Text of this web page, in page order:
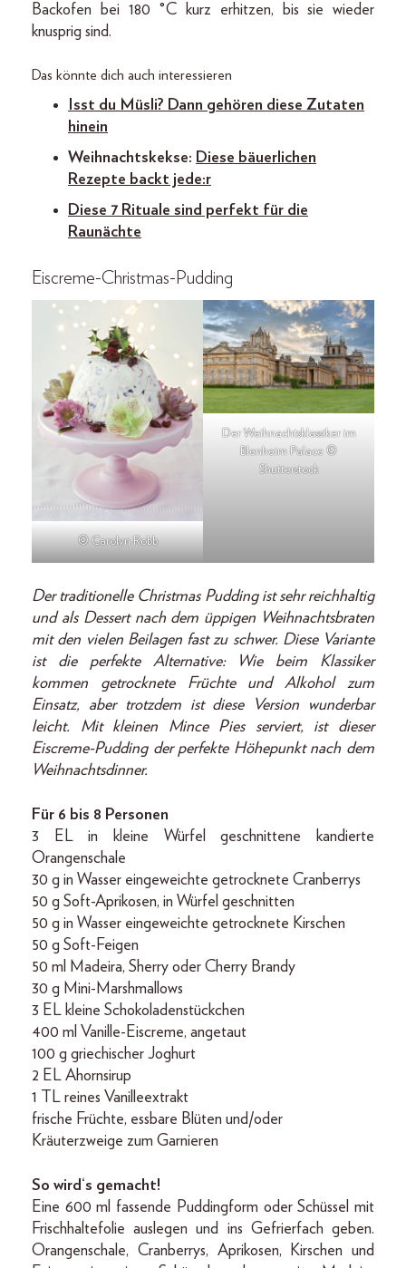
Backofen bei 180 °C kurz erhitzen, bis sie wieder
knusprig sind.
Das könnte dich auch interessieren
Isst du Müsli? Dann gehören diese Zutaten
hinein
Weihnachtskekse: Diese bäuerlichen
Rezepte backt jede:r
Diese 7 Rituale sind perfekt für die
Raunächte
Eiscreme-Christmas-Pudding
© Carolyn Robb
Der Weihnachtsklassiker im
Blenheim Palace ©
Shutterstock
Der traditionelle Christmas Pudding ist sehr reichhaltig
und als Dessert nach dem üppigen Weihnachtsbraten
mit den vielen Beilagen fast zu schwer. Diese Variante
ist die perfekte Alternative: Wie beim Klassiker
kommen getrocknete Früchte und Alkohol zum
Einsatz, aber trotzdem ist diese Version wunderbar
leicht. Mit kleinen Mince Pies serviert, ist dieser
Eiscreme-Pudding der perfekte Höhepunkt nach dem
Weihnachtsdinner.
Für 6 bis 8 Personen
3 EL in kleine Würfel geschnittene kandierte
Orangenschale
30 g in Wasser eingeweichte getrocknete Cranberrys
50 g Soft-Aprikosen, in Würfel geschnitten
50 g in Wasser eingeweichte getrocknete Kirschen
50 g Soft-Feigen
50 ml Madeira, Sherry oder Cherry Brandy
30 g Mini-Marshmallows
3 EL kleine Schokoladenstückchen
400 ml Vanille-Eiscreme, angetaut
100 g griechischer Joghurt
2 EL Ahornsirup
1 TL reines Vanilleextrakt
frische Früchte, essbare Blüten und/oder
Kräuterzweige zum Garnieren
So wird‘s gemacht!
Eine 600 ml fassende Puddingform oder Schüssel mit
Frischhaltefolie auslegen und ins Gefrierfach geben.
Orangenschale, Cranberrys, Aprikosen, Kirschen und